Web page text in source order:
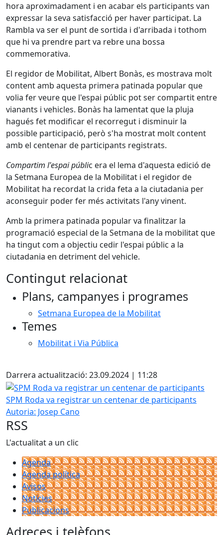
hora aproximadament i en acabar els participants van
expressar la seva satisfacció per haver participat. La
Rambla va ser el punt de sortida i d'arribada i tothom
que hi va prendre part va rebre una bossa
commemorativa.
El regidor de Mobilitat, Albert Bonàs, es mostrava molt
content amb aquesta primera patinada popular que
volia fer veure que l'espai públic pot ser compartit entre
vianants i vehicles. Bonàs ha lamentat que la pluja
hagués fet modificar el recorregut i disminuir la
possible participació, però s'ha mostrat molt content
amb el centenar de participants registrats.
Compartim l'espai públic era el lema d'aquesta edició de
la Setmana Europea de la Mobilitat i el regidor de
Mobilitat ha recordat la crida feta a la ciutadania per
aconseguir poder fer més activitats l'any vinent.
Amb la primera patinada popular va finalitzar la
programació especial de la Setmana de la mobilitat que
ha tingut com a objectiu cedir l'espai públic a la
ciutadania en detriment del vehicle.
Contingut relacionat
Plans, campanyes i programes
Setmana Europea de la Mobilitat
Temes
Mobilitat i Via Pública
Darrera actualització: 23.09.2024 | 11:28
SPM Roda va registrar un centenar de participants
SPM Roda va registrar un centenar de participants
Autoria: Josep Cano
RSS
L'actualitat a un clic
Agenda
Agenda política
Avisos
Notícies
Publicacions
Adreces i telèfons